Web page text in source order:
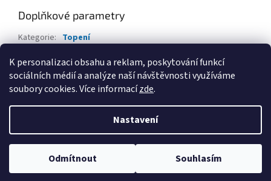
K personalizaci obsahu a reklam, poskytování funkcí
sociálních médií a analýze naší návštěvnosti využíváme
soubory cookies. Více informacízde.
Nastavení
Odmítnout Souhlasím
Doplňkové parametry
Kategorie: Topení
Copyright 2026iDB SMART. Všechna práva vyhrazena.Upravit